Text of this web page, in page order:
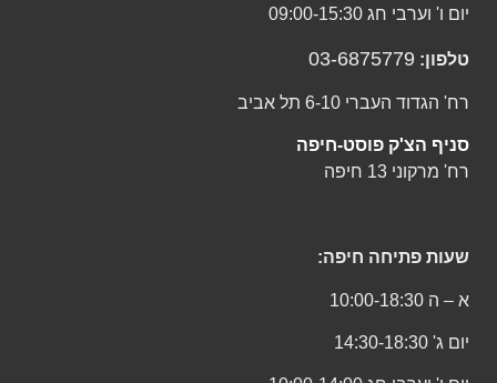
יום ו' וערבי חג 09:00-15:30
טלפון: 03-6875779
רח' הגדוד העברי 6-10 תל אביב
סניף הצ'ק פוסט-חיפה
רח' מרקוני 13 חיפה
שעות פתיחה חיפה:
א – ה 10:00-18:30
יום ג' 14:30-18:30